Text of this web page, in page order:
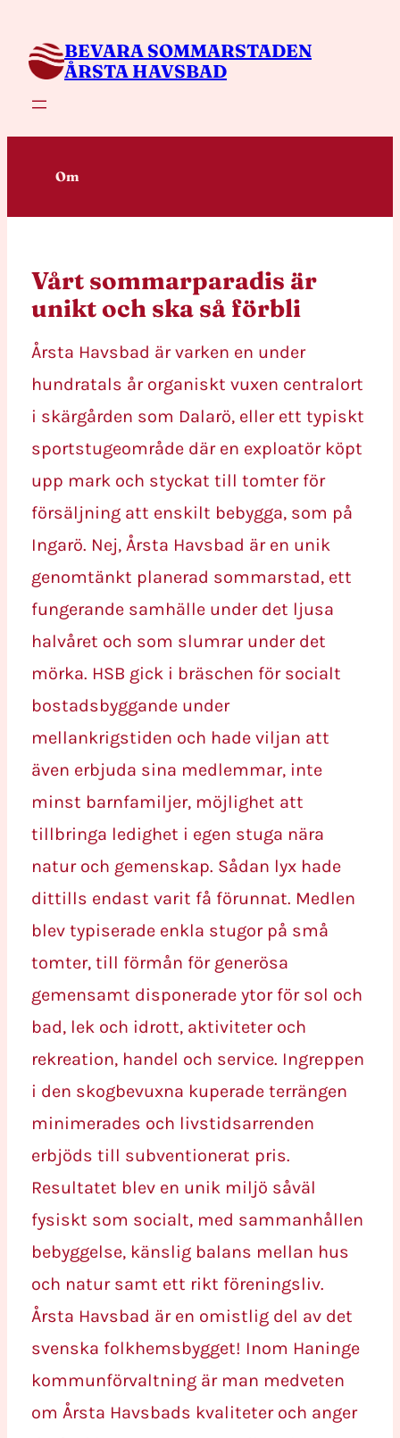
innehåll
BEVARA SOMMARSTADEN
ÅRSTA HAVSBAD
Om
Vårt sommarparadis är
unikt och ska så förbli
Årsta Havsbad är varken en under
hundratals år organiskt vuxen centralort
i skärgården som Dalarö, eller ett typiskt
sportstugeområde där en exploatör köpt
upp mark och styckat till tomter för
försäljning att enskilt bebygga, som på
Ingarö. Nej, Årsta Havsbad är en unik
genomtänkt planerad sommarstad, ett
fungerande samhälle under det ljusa
halvåret och som slumrar under det
mörka. HSB gick i bräschen för socialt
bostadsbyggande under
mellankrigstiden och hade viljan att
även erbjuda sina medlemmar, inte
minst barnfamiljer, möjlighet att
tillbringa ledighet i egen stuga nära
natur och gemenskap. Sådan lyx hade
dittills endast varit få förunnat. Medlen
blev typiserade enkla stugor på små
tomter, till förmån för generösa
gemensamt disponerade ytor för sol och
bad, lek och idrott, aktiviteter och
rekreation, handel och service. Ingreppen
i den skogbevuxna kuperade terrängen
minimerades och livstidsarrenden
erbjöds till subventionerat pris.
Resultatet blev en unik miljö såväl
fysiskt som socialt, med sammanhållen
bebyggelse, känslig balans mellan hus
och natur samt ett rikt föreningsliv.
Årsta Havsbad är en omistlig del av det
svenska folkhemsbygget! Inom Haninge
kommunförvaltning är man medveten
om Årsta Havsbads kvaliteter och anger